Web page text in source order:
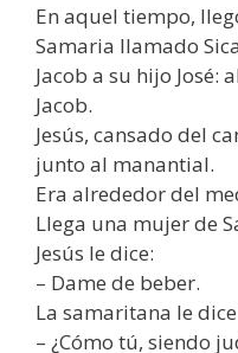
En aquel tiempo,
Samaria llamado
Jacob a su hijo José:
Jacob.
Jesús, cansado del
junto al manantial.
Era alrededor del
Llega una mujer de
Jesús le dice:
– Dame de beber.
La samaritana le
– ¿Cómo tú, siendo